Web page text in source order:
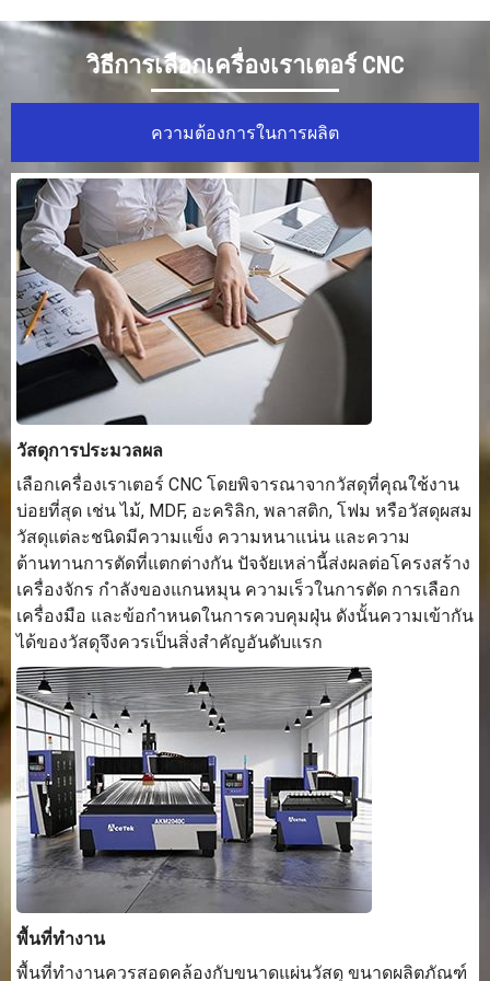
อุตสาหกรรมเครื่องประดับ
วิธีการเลือกเครื่องเราเตอร์ CNC
ความต้องการในการผลิต
วัสดุการประมวลผล
เลือกเครื่องเราเตอร์ CNC โดยพิจารณาจากวัสดุที่คุณใช้งาน
บ่อยที่สุด เช่น ไม้, MDF, อะคริลิก, พลาสติก, โฟม หรือวัสดุผสม
วัสดุแต่ละชนิดมีความแข็ง ความหนาแน่น และความ
ต้านทานการตัดที่แตกต่างกัน ปัจจัยเหล่านี้ส่งผลต่อโครงสร้าง
เครื่องจักร กำลังของแกนหมุน ความเร็วในการตัด การเลือก
เครื่องมือ และข้อกำหนดในการควบคุมฝุ่น ดังนั้นความเข้ากัน
ได้ของวัสดุจึงควรเป็นสิ่งสำคัญอันดับแรก
พื้นที่ทำงาน
พื้นที่ทำงานควรสอดคล้องกับขนาดแผ่นวัสดุ ขนาดผลิตภัณฑ์